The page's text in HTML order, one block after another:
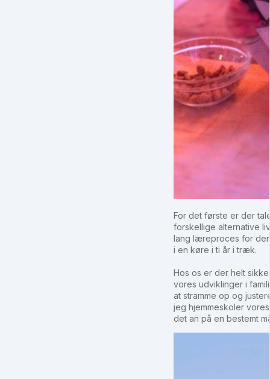
For det første er der
forskellige alternative
lang læreproces for
i en køre i ti år i træk.
Hos os er der helt
vores udviklinger i
at stramme op og
jeg hjemmeskoler
det an på en bestemt